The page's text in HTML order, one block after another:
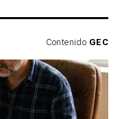
Contenido GEC